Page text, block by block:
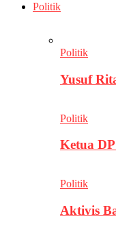
Politik
Politik
Yusuf
Politik
Ketua
Politik
Aktivis